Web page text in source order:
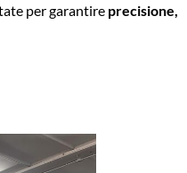
per garantire precisione,